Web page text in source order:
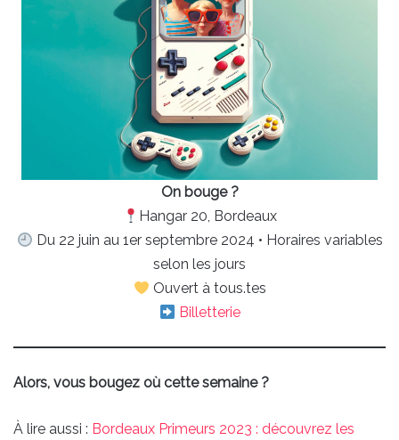
On bouge ?
Hangar 20, Bordeaux
Du 22 juin au 1er septembre 2024 • Horaires variables
selon les jours
Ouvert à tous.tes
Billetterie
Alors, vous bougez où cette semaine ?
À lire aussi : Bordeaux Primeurs 2023 : découvrez les